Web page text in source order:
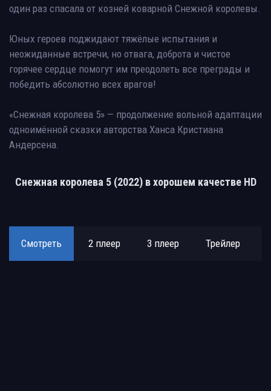
один раз спасала от козней коварной Снежной королевы.
Юных героев поджидают тяжёлые испытания и
неожиданные встречи, но отвага, доброта и чистое
горячее сердце помогут им преодолеть все преграды и
победить абсолютно всех врагов!
«Снежная королева 5» — продолжение вольной адаптации
одноимённой сказки авторства Ханса Кристиана
Андерсена.
Снежная королева 5 (2022) в хорошем качестве HD
Смотреть 2 плеер 3 плеер Трейлер